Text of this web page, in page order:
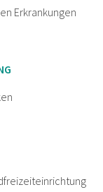
Erkrankungen